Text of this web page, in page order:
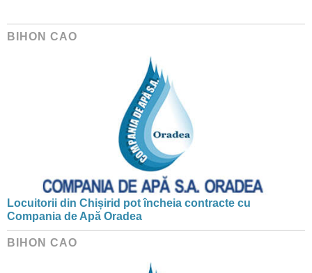
BIHON CAO
Locuitorii din Chișirid pot încheia contracte cu
Compania de Apă Oradea
BIHON CAO